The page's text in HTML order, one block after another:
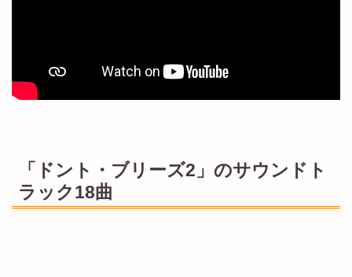
「ドント・ブリーズ2」のサウンドト
ラック18曲